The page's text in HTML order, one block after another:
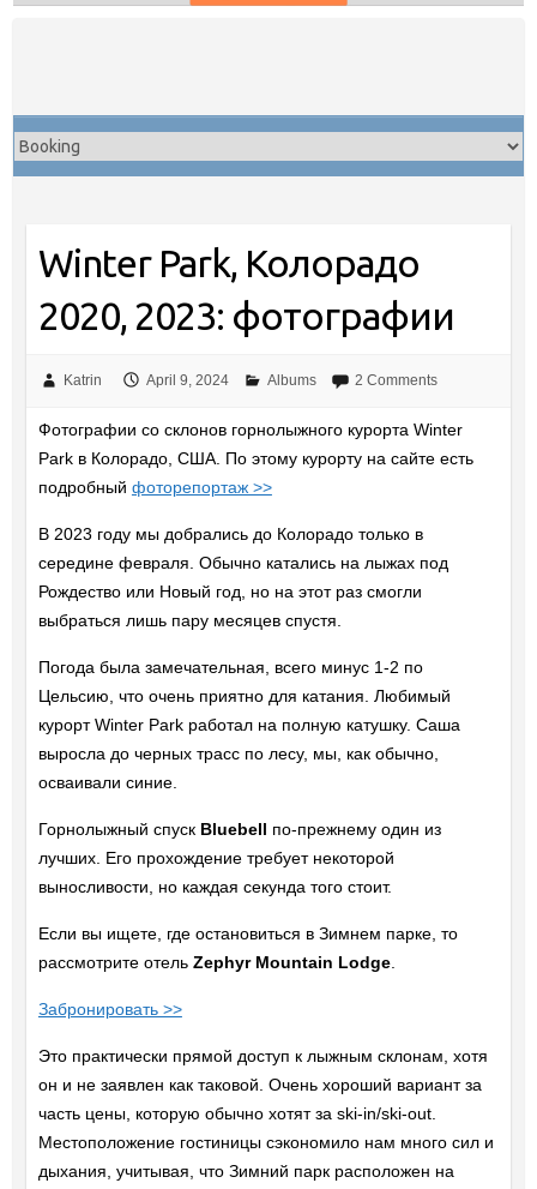
Winter Park, Колорадо
2020, 2023: фотографии
Katrin April 9, 2024 Albums 2 Comments
Фотографии со склонов горнолыжного курорта Winter
Park в Колорадо, США. По этому курорту на сайте есть
подробный фоторепортаж >>
В 2023 году мы добрались до Колорадо только в
середине февраля. Обычно катались на лыжах под
Рождество или Новый год, но на этот раз смогли
выбраться лишь пару месяцев спустя.
Погода была замечательная, всего минус 1-2 по
Цельсию, что очень приятно для катания. Любимый
курорт Winter Park работал на полную катушку. Саша
выросла до черных трасс по лесу, мы, как обычно,
осваивали синие.
Горнолыжный спуск Bluebell по-прежнему один из
лучших. Его прохождение требует некоторой
выносливости, но каждая секунда того стоит.
Если вы ищете, где остановиться в Зимнем парке, то
рассмотрите отель Zephyr Mountain Lodge.
Забронировать >>
Это практически прямой доступ к лыжным склонам, хотя
он и не заявлен как таковой. Очень хороший вариант за
часть цены, которую обычно хотят за ski-in/ski-out.
Местоположение гостиницы сэкономило нам много сил и
дыхания, учитывая, что Зимний парк расположен на